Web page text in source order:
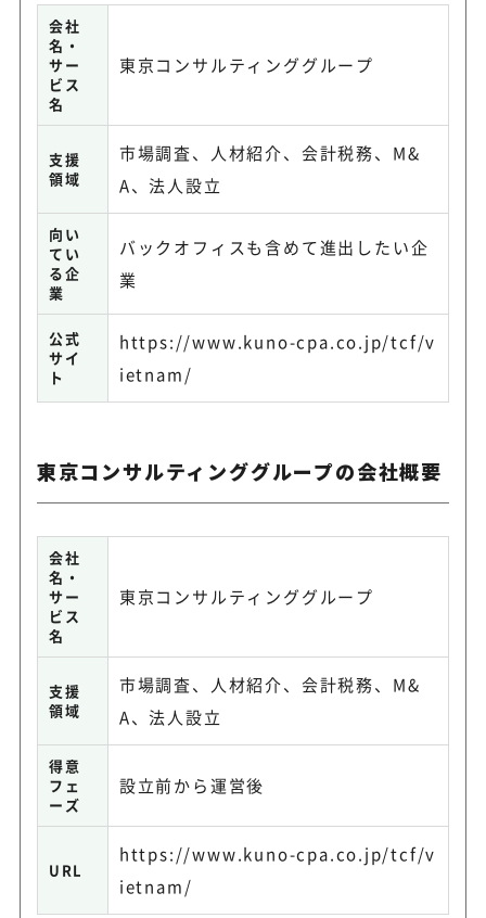
会社
名・
サー
ビス
名
東京コンサルティンググループ
支援
領域
市場調査、人材紹介、会計税務、M&
A、法人設立
向い
てい
る企
業
バックオフィスも含めて進出したい企
業
公式
サイ
ト
https://www.kuno-cpa.co.jp/tcf/v
ietnam/
東京コンサルティンググループの会社概要
会社
名・
サー
ビス
名
東京コンサルティンググループ
支援
領域
市場調査、人材紹介、会計税務、M&
A、法人設立
得意
フェ
ーズ
設立前から運営後
URL
https://www.kuno-cpa.co.jp/tcf/v
ietnam/